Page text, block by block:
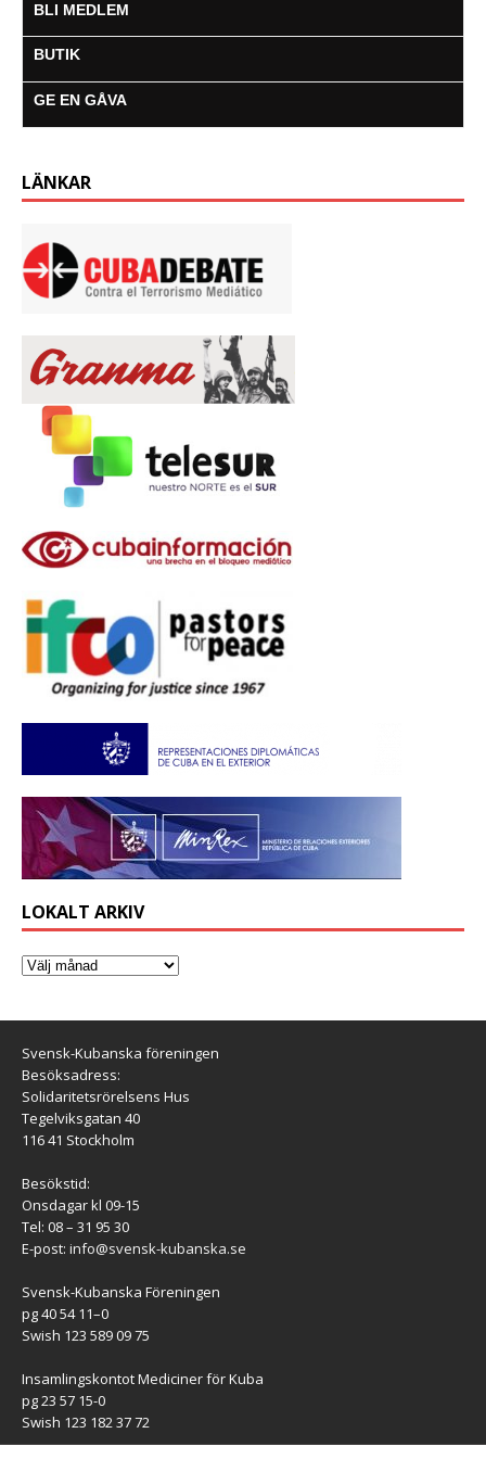
BLI MEDLEM
BUTIK
GE EN GÅVA
LÄNKAR
LOKALT ARKIV
Svensk-Kubanska föreningen
Besöksadress:
Solidaritetsrörelsens Hus
Tegelviksgatan 40
116 41 Stockholm
Besökstid:
Onsdagar kl 09-15
Tel: 08 – 31 95 30
E-post: info@svensk-kubanska.se
Svensk-Kubanska Föreningen
pg 40 54 11–0
Swish 123 589 09 75
Insamlingskontot Mediciner för Kuba
pg 23 57 15-0
Swish 123 182 37 72